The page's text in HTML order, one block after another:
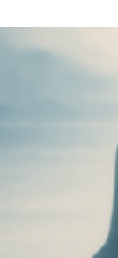
해 보이는 걸까요? 아마 저
도 비슷한 경험이 있으시
고, 좀 더 단단하게 자신을